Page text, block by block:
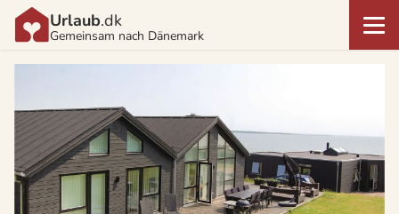
Urlaub.dk
Gemeinsam nach Dänemark